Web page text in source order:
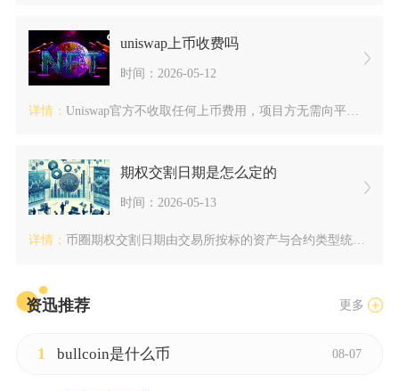
uniswap上币收费吗
时间：2026-05-12
详情： Uniswap官方不收取任何上币费用，项目方无需向平台支付审...
期权交割日期是怎么定的
时间：2026-05-13
详情： 币圈期权交割日期由交易所按标的资产与合约类型统一制定，核心遵...
资迅推荐 更多
1 bullcoin是什么币 08-07